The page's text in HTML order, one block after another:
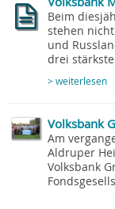
Beim
stehen
und
drei
> weiterlesen
Volksbank
Am
Aldruper
Volksbank